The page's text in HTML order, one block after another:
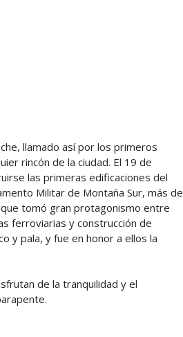
llamado así por los primeros
rincón de la ciudad. El 19 de
las primeras edificaciones del
Militar de Montaña Sur, más de
tomó gran protagonismo entre
ferroviarias y construcción de
y pala, y fue en honor a ellos la
de la tranquilidad y el